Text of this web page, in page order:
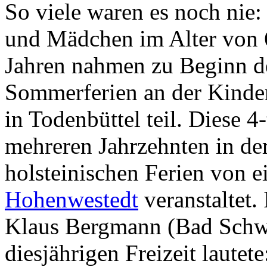
So viele waren es noch
und Mädchen im Alter von
Jahren nahmen zu Beginn
Sommerferien an der
in Todenbüttel teil. Diese
mehreren Jahrzehnten in
holsteinischen Ferien von
Hohenwestedt veranstaltet.
Klaus Bergmann (Bad
diesjährigen Freizeit